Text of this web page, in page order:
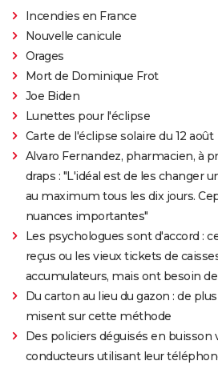
Incendies en France
Nouvelle canicule
Orages
Mort de Dominique Frot
Joe Biden
Lunettes pour l'éclipse
Carte de l'éclipse solaire du 12 août
Alvaro Fernandez, pharmacien, à
draps : "L'idéal est de les changer
au maximum tous les dix jours.
nuances importantes"
Les psychologues sont d'accord :
reçus ou les vieux tickets de
accumulateurs, mais ont besoin
Du carton au lieu du gazon : de
misent sur cette méthode
Des policiers déguisés en buisson
conducteurs utilisant leur